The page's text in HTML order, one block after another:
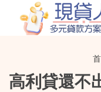
高利貸還不